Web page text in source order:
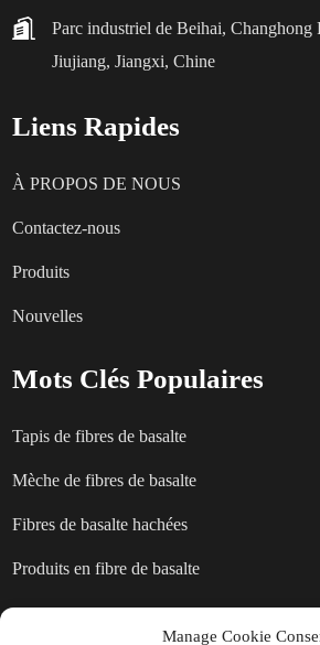
Parc industriel de Beihai, Changhong
Jiujiang, Jiangxi, Chine
Liens Rapides
À PROPOS DE NOUS
Contactez-nous
Produits
Nouvelles
Mots Clés Populaires
Tapis de fibres de basalte
Mèche de fibres de basalte
Fibres de basalte hachées
Produits en fibre de basalte
Manage Cookie